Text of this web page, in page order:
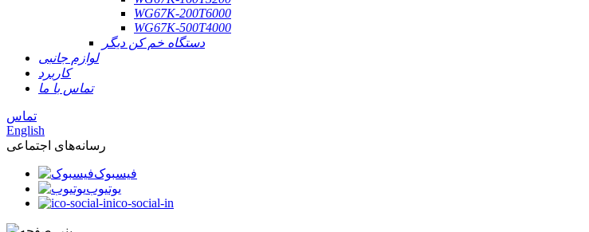
WG67K-200T6000
WG67K-500T4000
دستگاه خم کن دیگر
لوازم جانبی
کاربرد
تماس با ما
تماس
English
رسانه‌های اجتماعی
فیسبوک
یوتیوب
ico-social-in